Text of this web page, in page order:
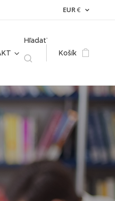
EUR€
Hľadať
Košík